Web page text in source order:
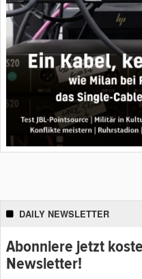
DAILY NEWSLETTER
Abonniere jetzt
Newsletter!